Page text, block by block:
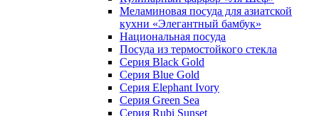
Меламиновая посуда для азиатской
кухни «Элегантный бамбук»
Национальная посуда
Посуда из термостойкого стекла
Серия Black Gold
Серия Blue Gold
Серия Elephant Ivory
Серия Green Sea
Серия Rubi Sunset